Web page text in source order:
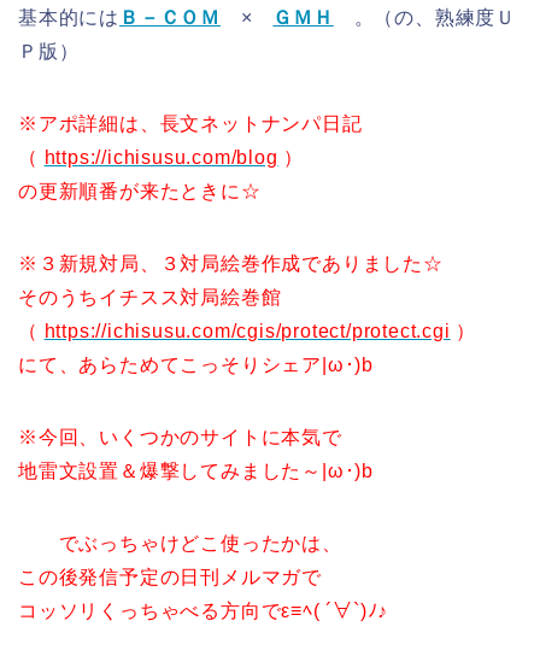
基本的には Ｂ－ＣＯＭ × ＧＭＨ
。（の、熟練度Ｕ
Ｐ版）
※アポ詳細は、長文ネットナンパ日記
（ https://ichisusu.com/blog ）
の更新順番が来たときに☆
※３新規対局、３対局絵巻作成でありました☆
そのうちイチスス対局絵巻館
（ https://ichisusu.com/cgis/protect/protect.cgi ）
にて、あらためてこっそりシェア|ω･)b
※今回、いくつかのサイトに本気で
地雷文設置＆爆撃してみました～|ω･)b
でぶっちゃけどこ使ったかは、
この後発信予定の日刊メルマガで
コッソリくっちゃべる方向でε≡ﾍ( ´∀`)ﾉ♪